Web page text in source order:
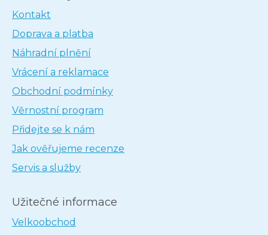
Kontakt
Doprava a platba
Náhradní plnění
Vrácení a reklamace
Obchodní podmínky
Věrnostní program
Přidejte se k nám
Jak ověřujeme recenze
Servis a služby
Užitečné informace
Velkoobchod